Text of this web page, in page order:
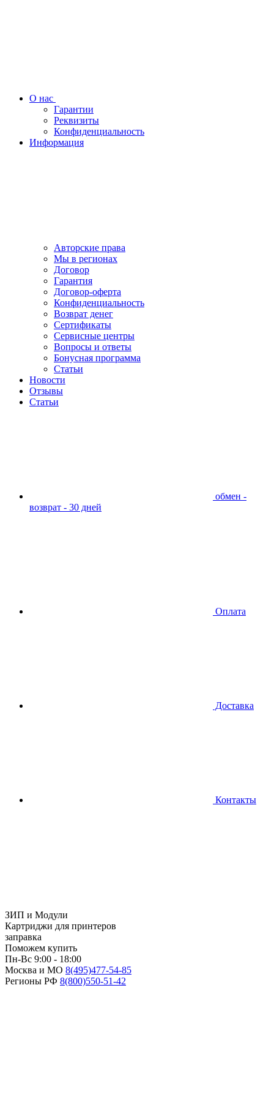
О нас
Гарантии
Реквизиты
Конфиденциальность
Информация
Авторские права
Мы в регионах
Договор
Гарантия
Договор-оферта
Конфиденциальность
Возврат денег
Сертификаты
Сервисные центры
Вопросы и ответы
Бонусная программа
Статьи
Новости
Отзывы
Статьи
обмен -
возврат - 30 дней
Оплата
Доставка
Контакты
ЗИП и Модули
Картриджи для принтеров
заправка
Поможем купить
Пн-Вс 9:00 - 18:00
Москва и МО 8(495)477-54-85
Регионы РФ 8(800)550-51-42